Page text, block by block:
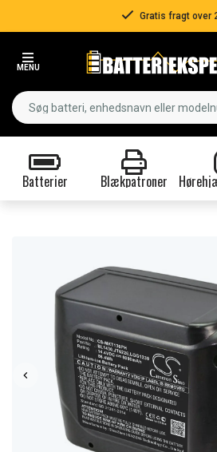
Gratis fragt over
MENU
Batterier Blækpatroner